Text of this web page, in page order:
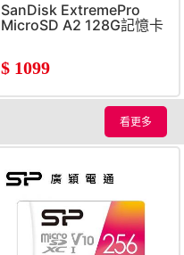
SanDisk ExtremePro
MicroSD A2 128G記憶卡
$ 1099
看更多